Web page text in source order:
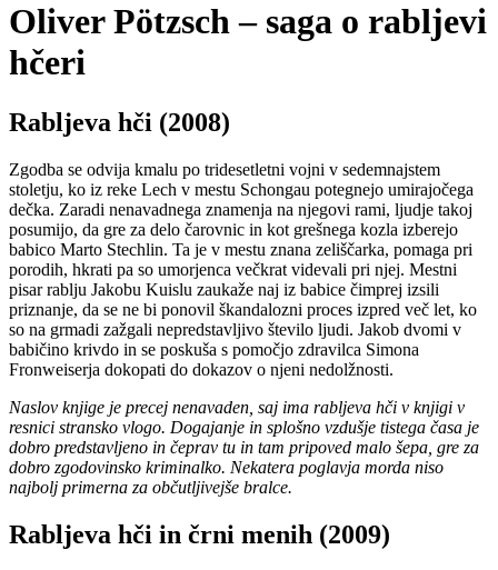
Oliver Pötzsch – saga o rabljevi
hčeri
Rabljeva hči (2008)
Zgodba se odvija kmalu po tridesetletni vojni v sedemnajstem
stoletju, ko iz reke Lech v mestu Schongau potegnejo umirajočega
dečka. Zaradi nenavadnega znamenja na njegovi rami, ljudje takoj
posumijo, da gre za delo čarovnic in kot grešnega kozla izberejo
babico Marto Stechlin. Ta je v mestu znana zeliščarka, pomaga pri
porodih, hkrati pa so umorjenca večkrat videvali pri njej. Mestni
pisar rablju Jakobu Kuislu zaukaže naj iz babice čimprej izsili
priznanje, da se ne bi ponovil škandalozni proces izpred več let, ko
so na grmadi zažgali nepredstavljivo število ljudi. Jakob dvomi v
babičino krivdo in se poskuša s pomočjo zdravilca Simona
Fronweiserja dokopati do dokazov o njeni nedolžnosti.
Naslov knjige je precej nenavaden, saj ima rabljeva hči v knjigi v
resnici stransko vlogo. Dogajanje in splošno vzdušje tistega časa je
dobro predstavljeno in čeprav tu in tam pripoved malo šepa, gre za
dobro zgodovinsko kriminalko. Nekatera poglavja morda niso
najbolj primerna za občutljivejše bralce.
Rabljeva hči in črni menih (2009)